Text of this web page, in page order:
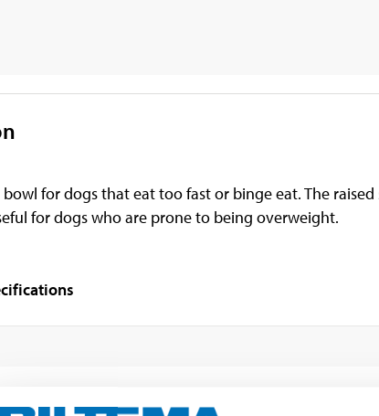
for dogs that eat too fast or binge eat. The
for dogs who are prone to being overweight.